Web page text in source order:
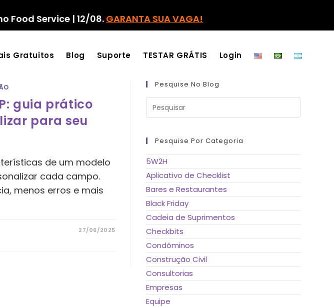
Food Service | 12/08. GARANTA SUA VAGA!
Gratuitos Blog Suporte TESTAR GRÁTIS Login
guia prático
para seu
de um modelo
cada campo.
menos erros e mais
27/06/2025
Pesquise No Blog
Pressione
tecla
Pesquise Por Categoria
5W2H
Aplicativo de Checklist
Bares e Restaurantes
Black Friday
Cadeia de Suprimentos
Checkbits
Condôminos
Construção Civil
Consultorias
Empresas
Equipe